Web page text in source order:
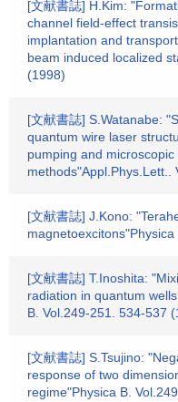
[文献書誌] H.Kim:
channel field-effect
implantation and
beam induced localized
(1998)
[文献書誌] S.Watanabe:
quantum wire laser
pumping and microscopic
methods"Appl.Phys.Lett..
[文献書誌] J.Kono:
[文献書誌] T.Inoshita:
radiation in quantum
B. Vol.249-251. 534-537
[文献書誌] S.Tsujino:
response of two
regime"Physica B.